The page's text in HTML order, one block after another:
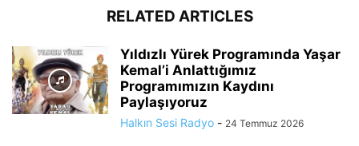
RELATED ARTICLES
Yıldızlı Yürek Programında Yaşar
Kemal’i Anlattığımız
Programımızın Kaydını
Paylaşıyoruz
Halkın Sesi Radyo - 24 Temmuz 2026